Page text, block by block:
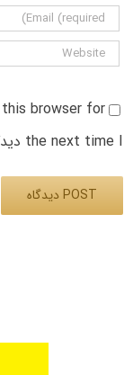
browser for
the next time I دیدگاه.